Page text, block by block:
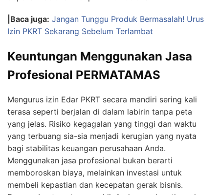
|Baca juga: Jangan Tunggu Produk Bermasalah! Urus
Izin PKRT Sekarang Sebelum Terlambat
Keuntungan Menggunakan Jasa
Profesional PERMATAMAS
Mengurus izin Edar PKRT secara mandiri sering kali
terasa seperti berjalan di dalam labirin tanpa peta
yang jelas. Risiko kegagalan yang tinggi dan waktu
yang terbuang sia-sia menjadi kerugian yang nyata
bagi stabilitas keuangan perusahaan Anda.
Menggunakan jasa profesional bukan berarti
memboroskan biaya, melainkan investasi untuk
membeli kepastian dan kecepatan gerak bisnis.